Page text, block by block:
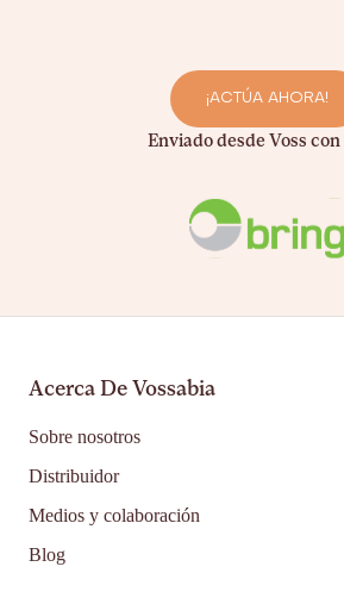
¡ACTÚA AHORA!
Enviado desde Voss
Acerca De Vossabia
Sobre nosotros
Distribuidor
Medios y colaboración
Blog